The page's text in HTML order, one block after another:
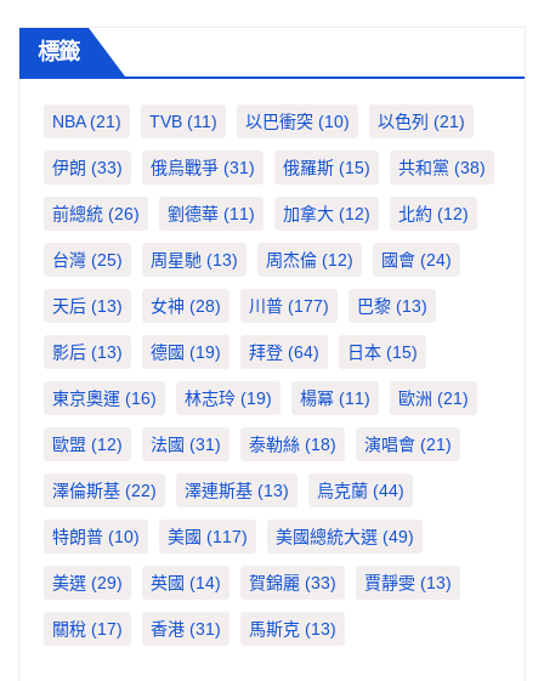
標籤
NBA(21) TVB (11) 以巴衝突 (10) 以色列 (21)
伊朗 (33) 俄烏戰爭 (31) 俄羅斯 (15) 共和黨 (38)
前總統 (26) 劉德華 (11) 加拿大 (12) 北約 (12)
台灣 (25) 周星馳 (13) 周杰倫 (12) 國會 (24)
天后 (13) 女神 (28) 川普 (177) 巴黎 (13)
影后 (13) 德國 (19) 拜登 (64) 日本 (15)
東京奧運 (16) 林志玲 (19) 楊冪 (11) 歐洲 (21)
歐盟 (12) 法國 (31) 泰勒絲 (18) 演唱會 (21)
澤倫斯基 (22) 澤連斯基 (13) 烏克蘭 (44)
特朗普 (10) 美國 (117) 美國總統大選 (49)
美選 (29) 英國 (14) 賀錦麗 (33) 賈靜雯 (13)
關稅 (17) 香港 (31) 馬斯克 (13)